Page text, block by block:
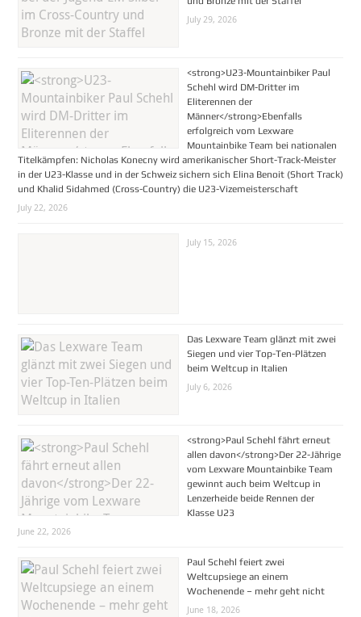
July 29, 2026
<strong>U23-Mountainbiker Paul
Schehl wird DM-Dritter im
Eliterennen der
Männer</strong>Ebenfalls
erfolgreich vom Lexware
Mountainbike Team bei nationalen
Titelkämpfen: Nicholas Konecny wird amerikanischer Short-Track-Meister
in der U23-Klasse und in der Schweiz sichern sich Elina Benoit (Short Track)
und Khalid Sidahmed (Cross-Country) die U23-Vizemeisterschaft
July 22, 2026
July 15, 2026
Das Lexware Team glänzt mit zwei
Siegen und vier Top-Ten-Plätzen
beim Weltcup in Italien
July 6, 2026
<strong>Paul Schehl fährt erneut
allen davon</strong>Der 22-Jährige
vom Lexware Mountainbike Team
gewinnt auch beim Weltcup in
Lenzerheide beide Rennen der
Klasse U23
June 22, 2026
Paul Schehl feiert zwei
Weltcupsiege an einem
Wochenende – mehr geht nicht
June 18, 2026